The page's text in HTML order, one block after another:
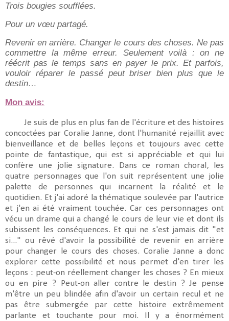
Trois bougies soufflées.
Pour un vœu partagé.
Revenir en arrière. Changer le cours des choses. Ne pas
commettre la même erreur. Seulement voilà : on ne
réécrit pas le temps sans en payer le prix. Et parfois,
vouloir réparer le passé peut briser bien plus que le
destin…
Mon avis:
Je suis de plus en plus fan de l'écriture et des histoires
concoctées par Coralie Janne, dont l'humanité rejaillit avec
bienveillance et de belles leçons et toujours avec cette
pointe de fantastique, qui est si appréciable et qui lui
confère une jolie signature. Dans ce roman choral, les
quatre personnages que l'on suit représentent une jolie
palette de personnes qui incarnent la réalité et le
quotidien. Et j'ai adoré la thématique soulevée par l'autrice
et j'en ai été vraiment touchée. Car ces personnages ont
vécu un drame qui a changé le cours de leur vie et dont ils
subissent les conséquences. Et qui ne s'est jamais dit "et
si..." ou rêvé d'avoir la possibilité de revenir en arrière
pour changer le cours des choses. Coralie Janne a donc
explorer cette possibilité et nous permet d'en tirer les
leçons : peut-on réellement changer les choses ? En mieux
ou en pire ? Peut-on aller contre le destin ? Je pense
m'être un peu blindée afin d'avoir un certain recul et ne
pas être submergée par cette histoire extrêmement
parlante et touchante pour moi. Il y a énormément